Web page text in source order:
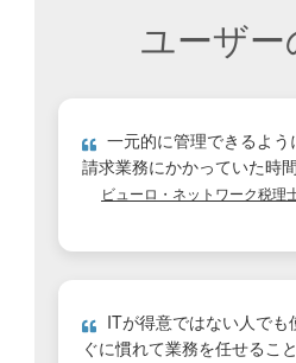
ユーザー
一元的に管理できるよ
請求業務にかかっていた時
ビューロ・ネットワーク税理
ITが得意ではない人でも
ぐに慣れて業務を任せるこ